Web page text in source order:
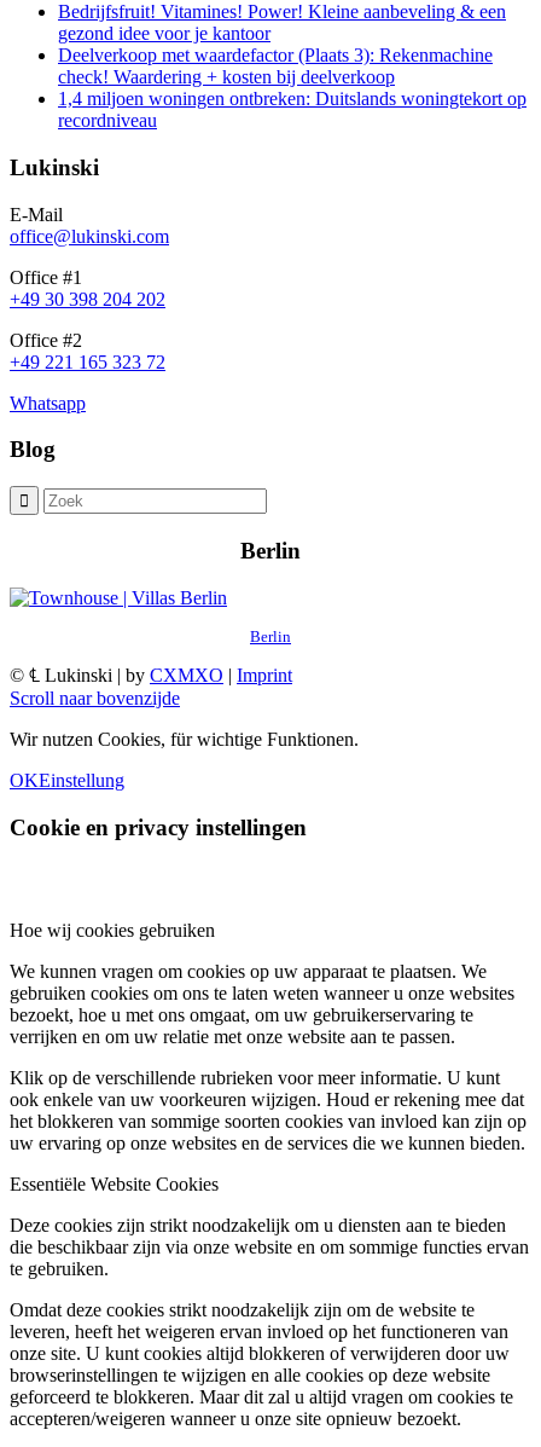
Bedrijfsfruit! Vitamines! Power! Kleine aanbeveling & een
gezond idee voor je kantoor
Deelverkoop met waardefactor (Plaats 3): Rekenmachine
check! Waardering + kosten bij deelverkoop
1,4 miljoen woningen ontbreken: Duitslands woningtekort op
recordniveau
Lukinski
E-Mail
office@lukinski.com
Office #1
+49 30 398 204 202
Office #2
+49 221 165 323 72
Whatsapp
Blog
Berlin
Berlin
© ℄ Lukinski | by CXMXO | Imprint
Scroll naar bovenzijde
Wir nutzen Cookies, für wichtige Funktionen.
OKEinstellung
Cookie en privacy instellingen
Hoe wij cookies gebruiken
We kunnen vragen om cookies op uw apparaat te plaatsen. We
gebruiken cookies om ons te laten weten wanneer u onze websites
bezoekt, hoe u met ons omgaat, om uw gebruikerservaring te
verrijken en om uw relatie met onze website aan te passen.
Klik op de verschillende rubrieken voor meer informatie. U kunt
ook enkele van uw voorkeuren wijzigen. Houd er rekening mee dat
het blokkeren van sommige soorten cookies van invloed kan zijn op
uw ervaring op onze websites en de services die we kunnen bieden.
Essentiële Website Cookies
Deze cookies zijn strikt noodzakelijk om u diensten aan te bieden
die beschikbaar zijn via onze website en om sommige functies ervan
te gebruiken.
Omdat deze cookies strikt noodzakelijk zijn om de website te
leveren, heeft het weigeren ervan invloed op het functioneren van
onze site. U kunt cookies altijd blokkeren of verwijderen door uw
browserinstellingen te wijzigen en alle cookies op deze website
geforceerd te blokkeren. Maar dit zal u altijd vragen om cookies te
accepteren/weigeren wanneer u onze site opnieuw bezoekt.